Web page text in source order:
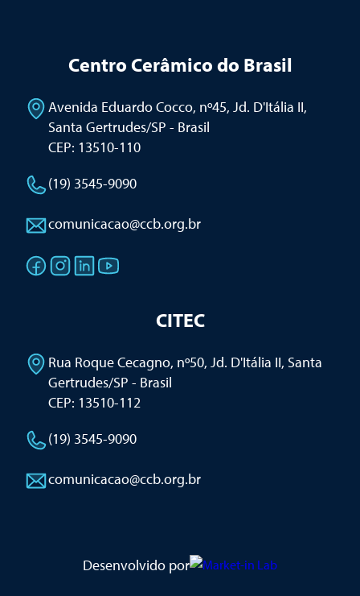
Centro Cerâmico do Brasil
Avenida Eduardo Cocco, nº45, Jd. D'Itália II,
Santa Gertrudes/SP - Brasil
CEP: 13510-110
(19) 3545-9090
comunicacao@ccb.org.br
CITEC
Rua Roque Cecagno, nº50, Jd. D'Itália II, Santa
Gertrudes/SP - Brasil
CEP: 13510-112
(19) 3545-9090
comunicacao@ccb.org.br
Desenvolvido por